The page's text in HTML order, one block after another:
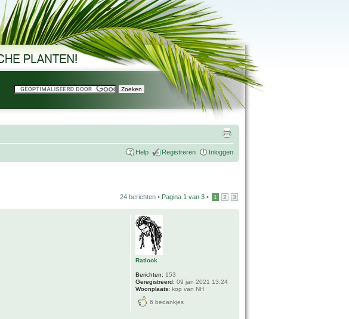
Help Registreren Inloggen
24 berichten • Pagina 1 van 3 • 1 2 3
Ratlook
Berichten: 153
Geregistreerd: 09 jan 2021 13:24
Woonplaats: kop van NH
6 bedankjes